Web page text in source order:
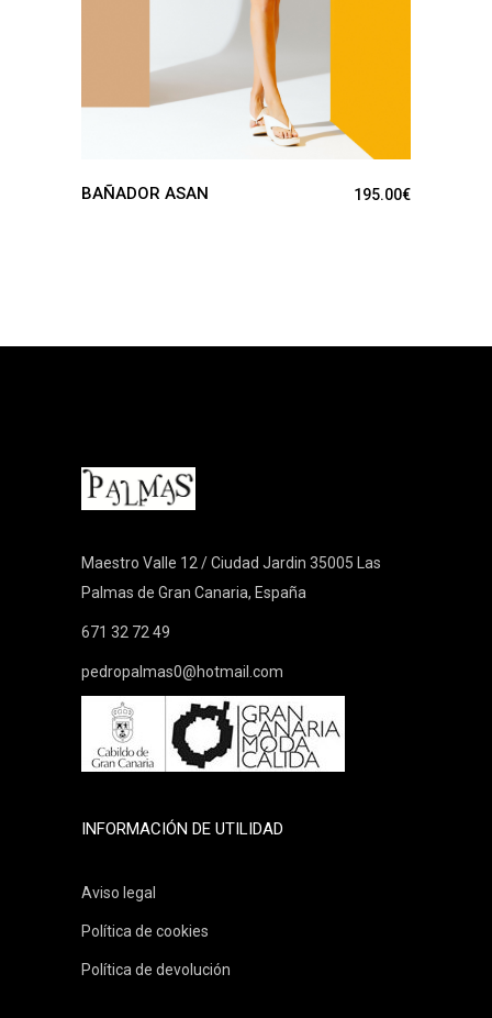
BAÑADOR ASAN 195.00€
Maestro Valle 12 / Ciudad Jardin 35005 Las
Palmas de Gran Canaria, España
671 32 72 49
pedropalmas0@hotmail.com
INFORMACIÓN DE UTILIDAD
Aviso legal
Política de cookies
Política de devolución